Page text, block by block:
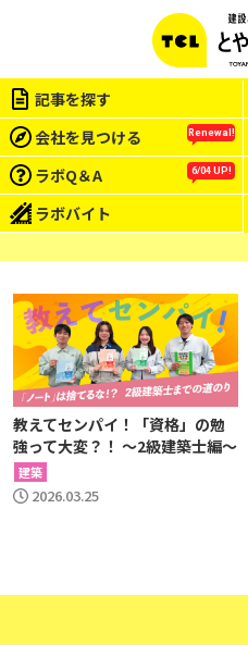
記事を探す
会社を見つける
Renewal!
ラボQ＆A 6/04 UP!
ラボバイト
教えてセンパイ！「資格」の勉
強って大変？！ 〜2級建築士編〜
建築
2026.03.25